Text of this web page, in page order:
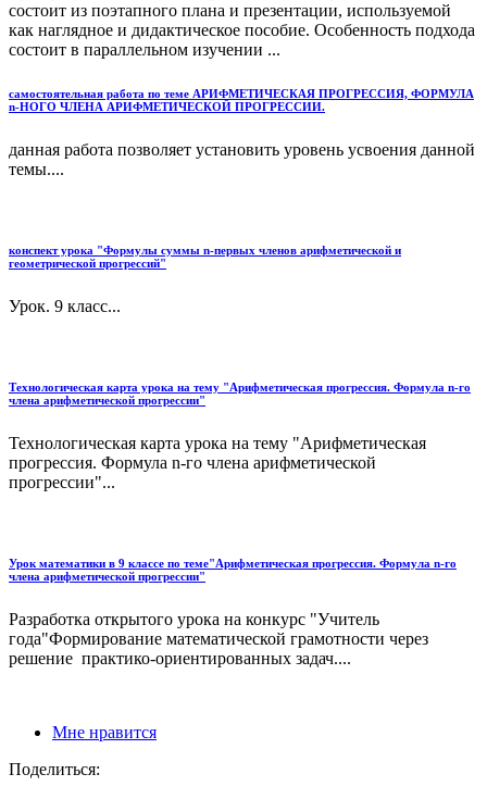
состоит из поэтапного плана и презентации, используемой
как наглядное и дидактическое пособие. Особенность подхода
состоит в параллельном изучении ...
самостоятельная работа по теме АРИФМЕТИЧЕСКАЯ ПРОГРЕССИЯ, ФОРМУЛА
n-НОГО ЧЛЕНА АРИФМЕТИЧЕСКОЙ ПРОГРЕССИИ.
данная работа позволяет установить уровень усвоения данной
темы....
конспект урока "Формулы суммы n-первых членов арифметической и
геометрической прогрессий"
Урок. 9 класс...
Технологическая карта урока на тему "Арифметическая прогрессия. Формула n-го
члена арифметической прогрессии"
Технологическая карта урока на тему "Арифметическая
прогрессия. Формула n-го члена арифметической
прогрессии"...
Урок математики в 9 классе по теме"Арифметическая прогрессия. Формула n-го
члена арифметической прогрессии"
Разработка открытого урока на конкурс "Учитель
года"Формирование математической грамотности через
решение практико-ориентированных задач....
Мне нравится
Поделиться: